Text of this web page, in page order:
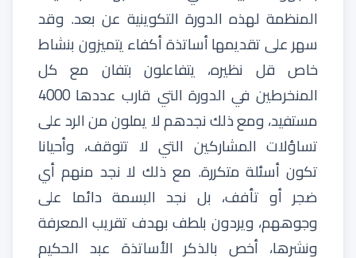
المنظمة لهذه الدورة التكوينية عن بعد. وقد
سهرعلىتقديمهاأساتذةأكفاءيتميزونبنشاط
خاص قل نظيره، يتفاعلون بتفان مع كل
المنخرطين في الدورة التي قارب عددها 4000
مستفيد،ومعذلكنجدهملايملونمنالردعلى
تساؤلات المشاركين التي لا تتوقف، وأحيانا
تكون أسئلة متكررة. مع ذلك لا نجد منهم أي
ضجر أو تأفف، بل نجد البسمة دائما على
وجوههم، ويردون بلطفبهدفتقريبالمعرفة
ونشرها، أخص بالذكر الأساتذة عبد الحكيم